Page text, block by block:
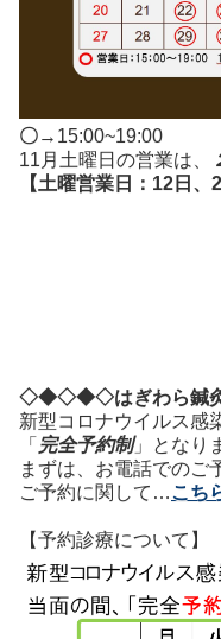
〇→15:00~19:00
11月土曜日の営業は、
【土曜営業日：12日、
◇◆◇◆◇はぎわら鍼
新型コロナウイルス感
「 完全予約制」となり
まずは、お電話でのご
ご予約に関して…こち
【予約診療について】